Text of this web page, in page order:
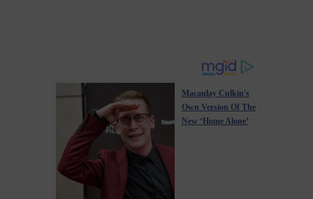
Macaulay Culkin's
Own Version Of The
New ‘Home Alone’